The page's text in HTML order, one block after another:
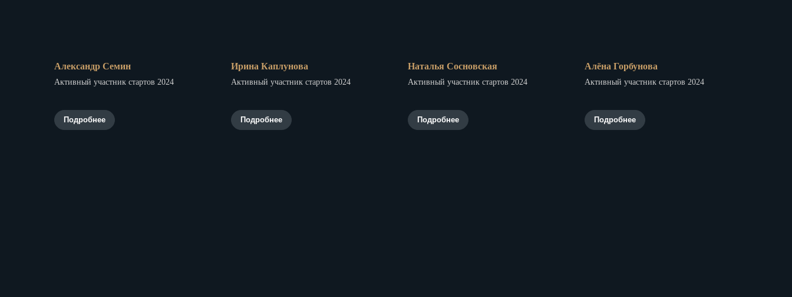
Александр Семин
Активный участник стартов 2024
Подробнее
Ирина Каплунова
Активный участник стартов 2024
Подробнее
Наталья Сосновская
Активный участник стартов 2024
Подробнее
Алёна Горбунова
Активный участник стартов 2024
Подробнее